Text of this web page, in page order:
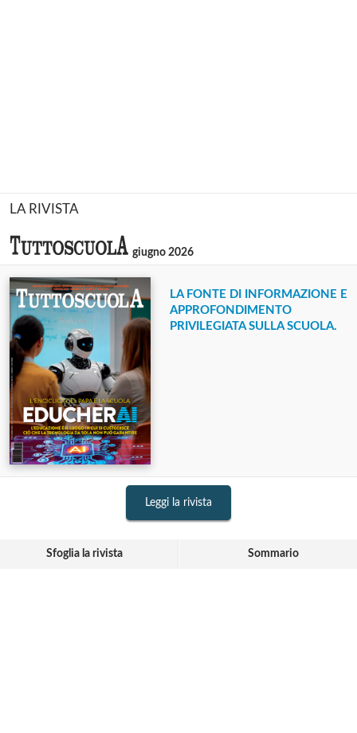
LA RIVISTA
giugno 2026
LA FONTE DI INFORMAZIONE E
APPROFONDIMENTO
PRIVILEGIATA SULLA SCUOLA.
Leggi la rivista
Sfoglia la rivista Sommario